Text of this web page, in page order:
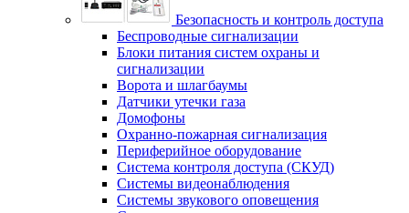
Безопасность и контроль доступа
Беспроводные сигнализации
Блоки питания систем охраны и
сигнализации
Ворота и шлагбаумы
Датчики утечки газа
Домофоны
Охранно-пожарная сигнализация
Периферийное оборудование
Система контроля доступа (СКУД)
Системы видеонаблюдения
Системы звукового оповещения